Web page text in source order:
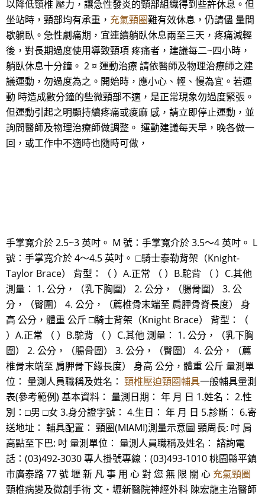
以降低頸椎 壓力，讓急性發炎的頸部組織得到些許休息。但
坐站時，頸部均有承重， 充氣頸圈難有效休息，仍請儘 量間
歇躺臥。急性劇痛期，宜連續躺臥休息兩至三天，疼痛減輕
後，對長期過度使用導致頸項 疼痛者，建議每二~四小時，
躺臥休息十分鐘。 2 ¤ 運動治療 請依醫師及物理治療師之建
議運動，勿過度為之。開始時，應小心、輕、慢為宜。若運
動 時造成數分鐘的些微頸部不適，是正常現象勿過度緊張。
但運動引起之明顯持續疼痛或痠麻 感，請立即停止運動，並
詢問醫師及物理治療師做調整。 運動建議每天早，晚各做一
回，或工作中不適時也隨時可做，
手掌寬介於 2.5~3 英吋。 M 號：手掌寬介於 3.5～4 英吋。 L
號：手掌寬介於 4～4.5 英吋。 □騎士泰勒背架（Knight-
Taylor Brace） 背型：（ ）A.正常 （ ）B.駝背 （ ）C.其他
測量： 1. 公分，（乳下胸圍） 2. 公分，（腸骨圍） 3. 公
分，（臀圍） 4. 公分，（薦椎骨末端至 肩胛骨脊長度） 身
高 公分，體重 公斤 □騎士背架（Knight Brace） 背型：（
）A.正常 （ ）B.駝背 （ ）C.其他 測量： 1. 公分，（乳下胸
圍） 2. 公分，（腸骨圍） 3. 公分，（臀圍） 4. 公分，（薦
椎骨末端至 肩胛骨下緣長度） 身高 公分，體重 公斤 量測單
位： 量測人員職稱及姓名： 頸椎壓迫頸圈輔具一般輔具量測
表(參考範例) 基本資料： 量測日期： 年 月 日 1.姓名： 2.性
別：□男 □女 3.身分證字號： 4.生日： 年 月 日 5.診斷： 6.寄
送地址： 輔具配置： 頸圈(MIAMI)測量示意圖 頸周長: 吋 肩
高點至下巴: 吋 量測單位： 量測人員職稱及姓名： 諮詢電
話：(03)492-3030 專人掛號專線：(03)493-1010 桃園縣平鎮
市廣泰路 77 號 壢 新 凡 事 用 心 對 您 無 限 關 心 充氣頸圈
頸椎病變及微創手術 文‧壢新醫院神經外科 陳宏龍主治醫師